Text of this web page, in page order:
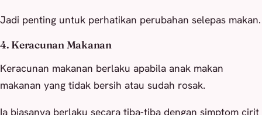
Jadi penting untuk perhatikan perubahan selepas makan.
4. Keracunan Makanan
Keracunan makanan berlaku apabila anak makan
makanan yang tidak bersih atau sudah rosak.
Ia biasanya berlaku secara tiba-tiba dengan simptom cirit